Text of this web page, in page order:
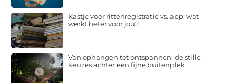
Kastje voor rittenregistratie vs. app: wat
werkt beter voor jou?
Van ophangen tot ontspannen: de stille
keuzes achter een fijne buitenplek